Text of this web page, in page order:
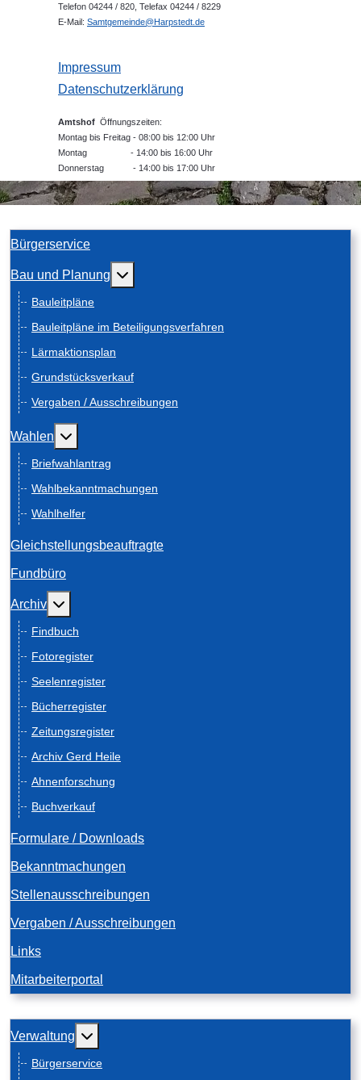
Telefon 04244 / 820, Telefax 04244 / 8229
E-Mail: Samtgemeinde@Harpstedt.de
Impressum
Datenschutzerklärung
Amtshof Öffnungszeiten:
Montag bis Freitag - 08:00 bis 12:00 Uhr
Montag - 14:00 bis 16:00 Uhr
Donnerstag - 14:00 bis 17:00 Uhr
Bürgerservice
Bau und Planung Weitere Informationen: Bau und Planung
Bauleitpläne
Bauleitpläne im Beteiligungsverfahren
Lärmaktionsplan
Grundstücksverkauf
Vergaben / Ausschreibungen
Wahlen Weitere Informationen: Wahlen
Briefwahlantrag
Wahlbekanntmachungen
Wahlhelfer
Gleichstellungsbeauftragte
Fundbüro
Archiv Weitere Informationen: Archiv
Findbuch
Fotoregister
Seelenregister
Bücherregister
Zeitungsregister
Archiv Gerd Heile
Ahnenforschung
Buchverkauf
Formulare / Downloads
Bekanntmachungen
Stellenausschreibungen
Vergaben / Ausschreibungen
Links
Mitarbeiterportal
Verwaltung Weitere Informationen: Verwaltung
Bürgerservice